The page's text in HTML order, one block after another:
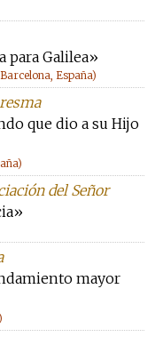
para Galilea»
España)
que dio a su Hijo
del Señor
mayor